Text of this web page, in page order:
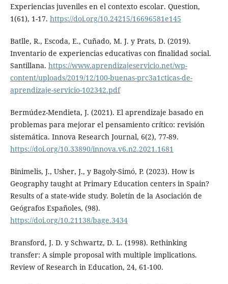
Experiencias juveniles en el contexto escolar. Question,
1(61), 1-17. https://doi.org/10.24215/16696581e145
Batlle, R., Escoda, E., Cuñado, M. J. y Prats, D. (2019).
Inventario de experiencias educativas con finalidad social.
Santillana. https://www.aprendizajeservicio.net/wp-
content/uploads/2019/12/100-buenas-prc3a1cticas-de-
aprendizaje-servicio-102342.pdf
Bermúdez-Mendieta, J. (2021). El aprendizaje basado en
problemas para mejorar el pensamiento crítico: revisión
sistemática. Innova Research Journal, 6(2), 77-89.
https://doi.org/10.33890/innova.v6.n2.2021.1681
Binimelis, J., Usher, J., y Bagoly-Simó, P. (2023). How is
Geography taught at Primary Education centers in Spain?
Results of a state-wide study. Boletín de la Asociación de
Geógrafos Españoles, (98).
https://doi.org/10.21138/bage.3434
Bransford, J. D. y Schwartz, D. L. (1998). Rethinking
transfer: A simple proposal with multiple implications.
Review of Research in Education, 24, 61-100.